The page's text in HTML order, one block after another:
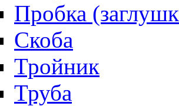
Пробка
Скоба
Тройник
Труба